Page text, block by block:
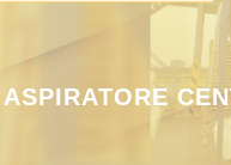
ASPIRATORE